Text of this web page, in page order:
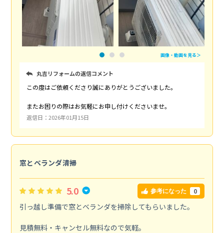
画像・動画を見る＞
丸吉リフォームの返信コメント
この度はご依頼くださり誠にありがとうございました。
またお困りの際はお気軽にお申し付けくださいませ。
返信日：2026年01月15日
窓とベランダ清掃
5.0 参考になった 0
引っ越し準備で窓とベランダを掃除してもらいました。
見積無料・キャンセル無料なので気軽。